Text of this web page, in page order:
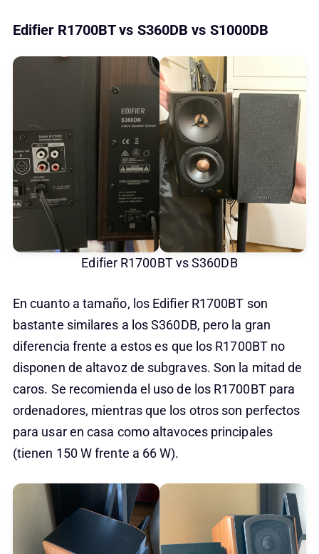
Edifier R1700BT vs S360DB vs S1000DB
Edifier R1700BT vs S360DB
En cuanto a tamaño, los Edifier R1700BT son
bastante similares a los S360DB, pero la gran
diferencia frente a estos es que los R1700BT no
disponen de altavoz de subgraves. Son la mitad de
caros. Se recomienda el uso de los R1700BT para
ordenadores, mientras que los otros son perfectos
para usar en casa como altavoces principales
(tienen 150 W frente a 66 W).